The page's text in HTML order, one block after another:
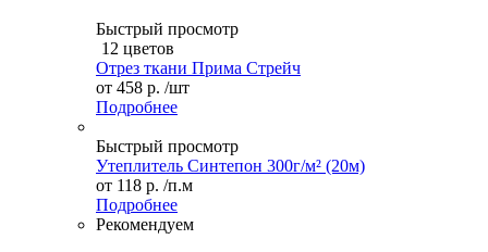
Быстрый просмотр
12 цветов
Отрез ткани Прима Стрейч
от 458 р. /шт
Подробнее
Быстрый просмотр
Утеплитель Синтепон 300г/м² (20м)
от 118 р. /п.м
Подробнее
Рекомендуем